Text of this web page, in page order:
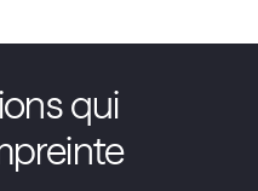
qui